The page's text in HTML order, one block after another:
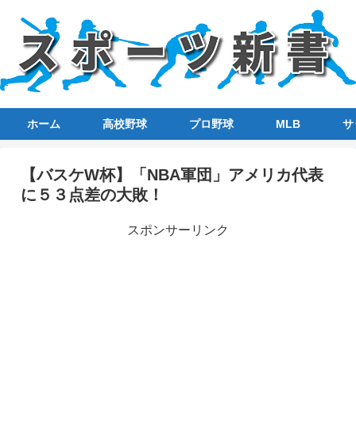
ホーム 高校野球 プロ野球 MLB サ
【バスケW杯】「NBA軍団」アメリカ代表
に５３点差の大敗！
スポンサーリンク